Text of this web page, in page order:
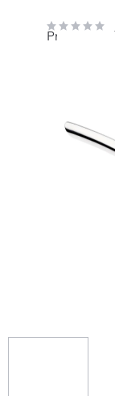
Průměrné
hodnocení